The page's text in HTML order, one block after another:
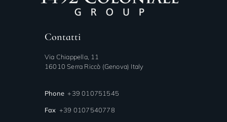
Contatti
Via Chiappella, 11
16010 Serra Riccò (Genova) Italy
Phone +39 010751545
Fax +39 0107540778